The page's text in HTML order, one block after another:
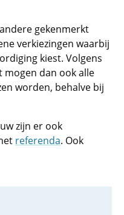
gekenmerkt
verkiezingen waarbij
kiest. Volgens
mogen dan ook alle
worden, behalve bij
zijn er ook
referenda. Ook